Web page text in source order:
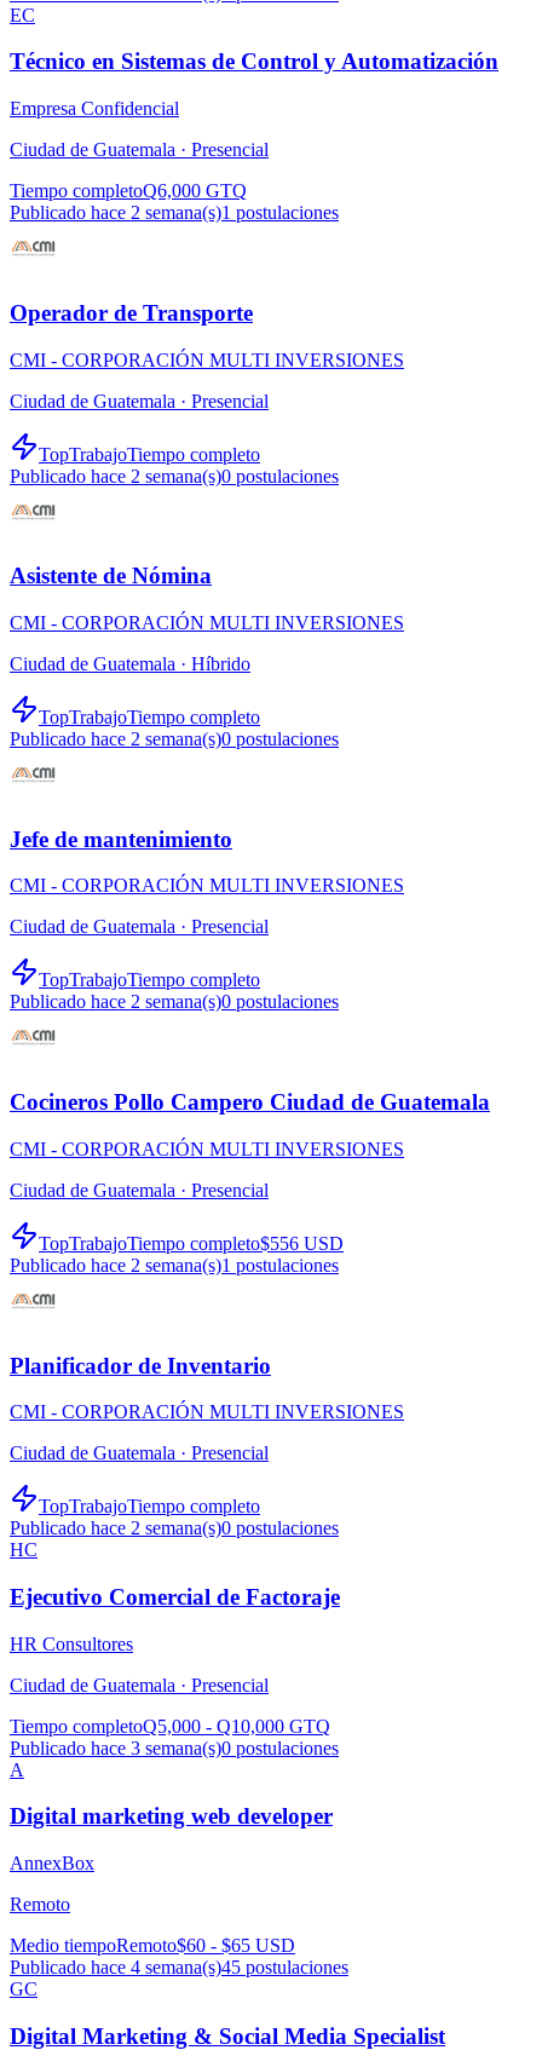
EC
Técnico en Sistemas de Control y Automatización
Empresa Confidencial
Ciudad de Guatemala · Presencial
Tiempo completoQ6,000 GTQ
Publicado hace 2 semana(s)1 postulaciones
Operador de Transporte
CMI - CORPORACIÓN MULTI INVERSIONES
Ciudad de Guatemala · Presencial
TopTrabajoTiempo completo
Publicado hace 2 semana(s)0 postulaciones
Asistente de Nómina
CMI - CORPORACIÓN MULTI INVERSIONES
Ciudad de Guatemala · Híbrido
TopTrabajoTiempo completo
Publicado hace 2 semana(s)0 postulaciones
Jefe de mantenimiento
CMI - CORPORACIÓN MULTI INVERSIONES
Ciudad de Guatemala · Presencial
TopTrabajoTiempo completo
Publicado hace 2 semana(s)0 postulaciones
Cocineros Pollo Campero Ciudad de Guatemala
CMI - CORPORACIÓN MULTI INVERSIONES
Ciudad de Guatemala · Presencial
TopTrabajoTiempo completo$556 USD
Publicado hace 2 semana(s)1 postulaciones
Planificador de Inventario
CMI - CORPORACIÓN MULTI INVERSIONES
Ciudad de Guatemala · Presencial
TopTrabajoTiempo completo
Publicado hace 2 semana(s)0 postulaciones
HC
Ejecutivo Comercial de Factoraje
HR Consultores
Ciudad de Guatemala · Presencial
Tiempo completoQ5,000 - Q10,000 GTQ
Publicado hace 3 semana(s)0 postulaciones
A
Digital marketing web developer
AnnexBox
Remoto
Medio tiempoRemoto$60 - $65 USD
Publicado hace 4 semana(s)45 postulaciones
GC
Digital Marketing & Social Media Specialist